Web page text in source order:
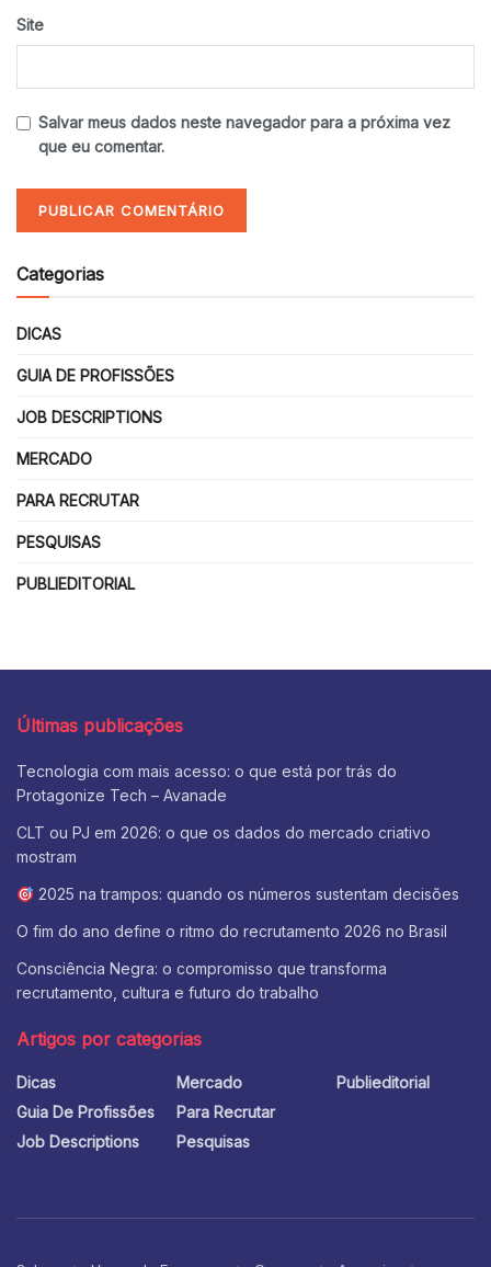
Site
Salvar meus dados neste navegador para a próxima vez
que eu comentar.
Categorias
DICAS
GUIA DE PROFISSÕES
JOB DESCRIPTIONS
MERCADO
PARA RECRUTAR
PESQUISAS
PUBLIEDITORIAL
Últimas publicações
Tecnologia com mais acesso: o que está por trás do
Protagonize Tech – Avanade
CLT ou PJ em 2026: o que os dados do mercado criativo
mostram
2025 na trampos: quando os números sustentam decisões
O fim do ano define o ritmo do recrutamento 2026 no Brasil
Consciência Negra: o compromisso que transforma
recrutamento, cultura e futuro do trabalho
Artigos por categorias
Dicas
Guia De Profissões
Job Descriptions
Mercado
Para Recrutar
Pesquisas
Publieditorial